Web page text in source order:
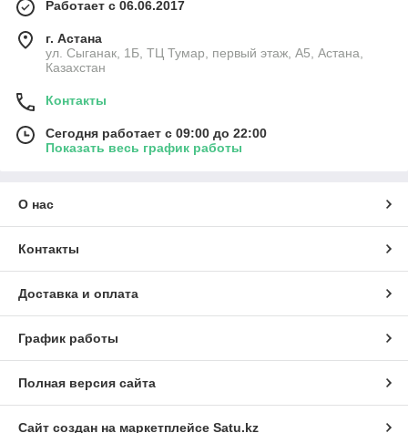
Работает с 06.06.2017
г. Астана
ул. Сыганак, 1Б, ТЦ Тумар, первый этаж, А5, Астана,
Казахстан
Контакты
Сегодня работает с 09:00 до 22:00
Показать весь график работы
О нас
Контакты
Доставка и оплата
График работы
Полная версия сайта
Сайт создан на маркетплейсе Satu.kz